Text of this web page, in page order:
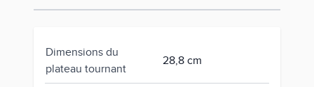
Dimensions du
plateau tournant
28,8 cm